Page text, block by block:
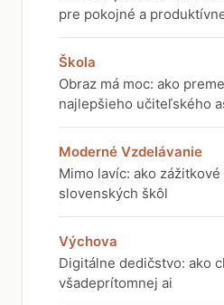
pre pokojné a
Škola
Obraz má moc: ako
najlepšieho učiteľského
Moderné Vzdelávanie
Mimo lavíc: ako
slovenských škôl
Výchova
Digitálne dedičstvo: ako
všadeprítomnej ai